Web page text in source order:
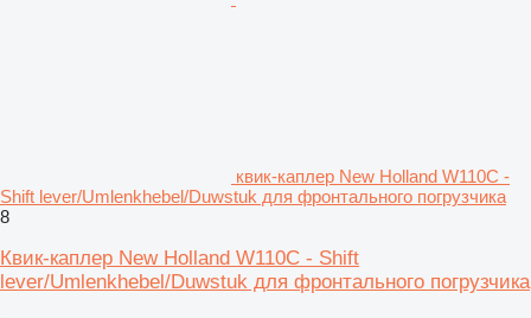
квик-каплер New Holland W110C -
Shift lever/Umlenkhebel/Duwstuk для фронтального погрузчика
8
Квик-каплер New Holland W110C - Shift
lever/Umlenkhebel/Duwstuk для фронтального погрузчика